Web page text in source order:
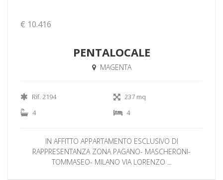
€ 10.416
PENTALOCALE
MAGENTA
Rif. 2194
237 mq
4
4
IN AFFITTO APPARTAMENTO ESCLUSIVO DI
RAPPRESENTANZA ZONA PAGANO- MASCHERONI-
TOMMASEO- MILANO VIA LORENZO ...